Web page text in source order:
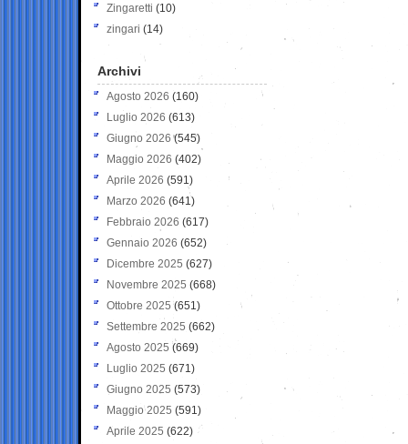
Zingaretti (10)
zingari (14)
Archivi
Agosto 2026 (160)
Luglio 2026 (613)
Giugno 2026 (545)
Maggio 2026 (402)
Aprile 2026 (591)
Marzo 2026 (641)
Febbraio 2026 (617)
Gennaio 2026 (652)
Dicembre 2025 (627)
Novembre 2025 (668)
Ottobre 2025 (651)
Settembre 2025 (662)
Agosto 2025 (669)
Luglio 2025 (671)
Giugno 2025 (573)
Maggio 2025 (591)
Aprile 2025 (622)